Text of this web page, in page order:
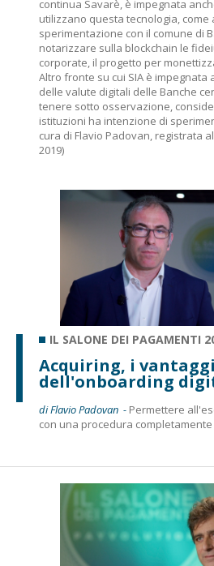
continua Savarè, è impegnata
utilizzano questa tecnologia, come
sperimentazione con il comune di
notarizzare sulla blockchain le
corporate, il progetto per
Altro fronte su cui SIA è
delle valute digitali delle Banche
tenere sotto osservazione,
istituzioni ha intenzione di
cura di Flavio Padovan, registrata
2019)
IL SALONE DEI PAGAMENTI
Acquiring, i vantaggi
dell'onboarding
di Flavio Padovan - Permettere
con una procedura completamente